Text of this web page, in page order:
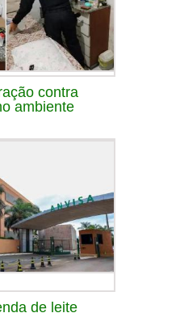
contra
ambiente
de leite